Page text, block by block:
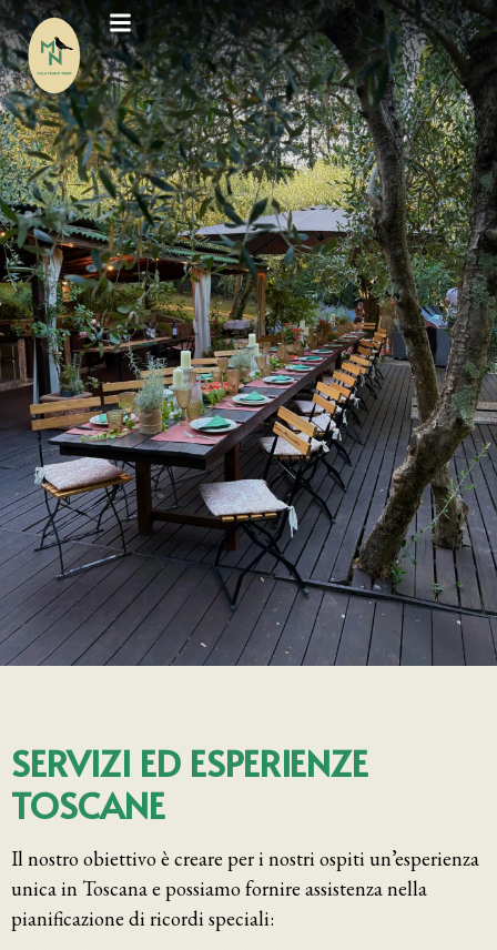
SERVIZI ED ESPERIENZE
TOSCANE
Il nostro obiettivo è creare per i nostri ospiti un’esperienza
unica in Toscana e possiamo fornire assistenza nella
pianificazione di ricordi speciali: